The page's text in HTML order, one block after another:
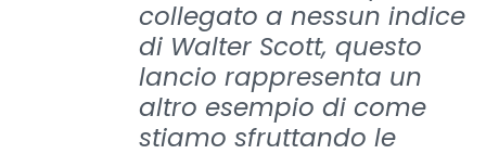
collegato a nessun indice
di Walter Scott, questo
lancio rappresenta un
altro esempio di come
stiamo sfruttando le